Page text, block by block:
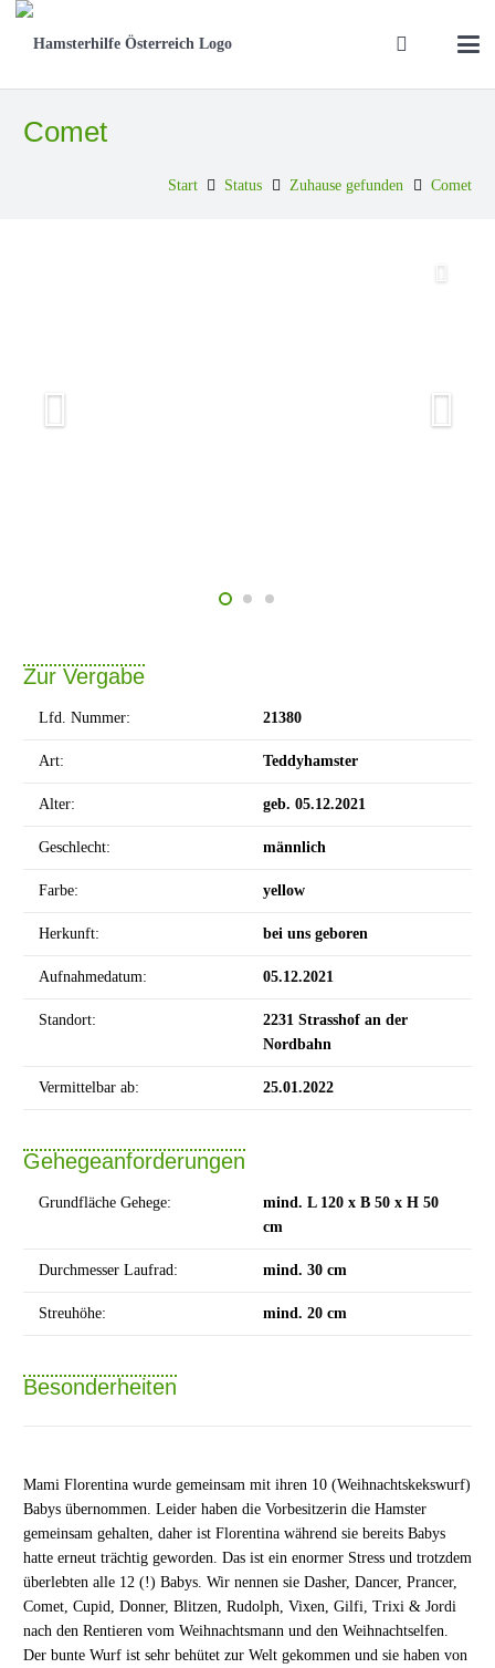
Comet
Start Status Zuhause gefunden Comet
Zur Vergabe
Lfd. Nummer: 21380
Art: Teddyhamster
Alter: geb. 05.12.2021
Geschlecht: männlich
Farbe: yellow
Herkunft: bei uns geboren
Aufnahmedatum: 05.12.2021
Standort:
2231 Strasshof an der
Nordbahn
Vermittelbar ab: 25.01.2022
Gehegeanforderungen
Grundfläche Gehege:
mind. L 120 x B 50 x H 50
cm
Durchmesser Laufrad: mind. 30 cm
Streuhöhe: mind. 20 cm
Besonderheiten
Mami Florentina wurde gemeinsam mit ihren 10 (Weihnachtskekswurf)
Babys übernommen. Leider haben die Vorbesitzerin die Hamster
gemeinsam gehalten, daher ist Florentina während sie bereits Babys
hatte erneut trächtig geworden. Das ist ein enormer Stress und trotzdem
überlebten alle 12 (!) Babys. Wir nennen sie Dasher, Dancer, Prancer,
Comet, Cupid, Donner, Blitzen, Rudolph, Vixen, Gilfi, Trixi & Jordi
nach den Rentieren vom Weihnachtsmann und den Weihnachtselfen.
Der bunte Wurf ist sehr behütet zur Welt gekommen und sie haben von